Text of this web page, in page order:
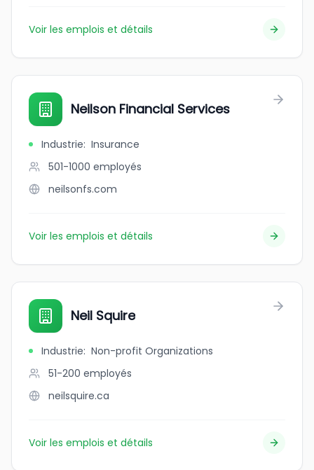
Voir les emplois et détails
Neilson Financial Services
Industrie: Insurance
501-1000 employés
neilsonfs.com
Voir les emplois et détails
Neil Squire
Industrie: Non-profit Organizations
51-200 employés
neilsquire.ca
Voir les emplois et détails